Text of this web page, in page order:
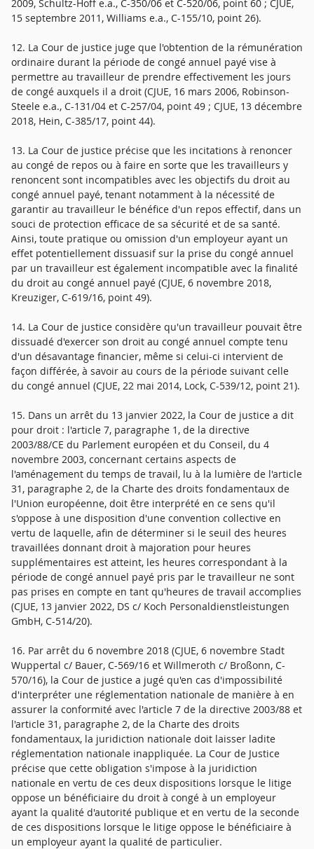
2009, Schultz-Hoff e.a., C-350/06 et C-520/06, point 60 ; CJUE,
15 septembre 2011, Williams e.a., C-155/10, point 26).
12. La Cour de justice juge que l'obtention de la rémunération
ordinaire durant la période de congé annuel payé vise à
permettre au travailleur de prendre effectivement les jours
de congé auxquels il a droit (CJUE, 16 mars 2006, Robinson-
Steele e.a., C-131/04 et C-257/04, point 49 ; CJUE, 13 décembre
2018, Hein, C-385/17, point 44).
13. La Cour de justice précise que les incitations à renoncer
au congé de repos ou à faire en sorte que les travailleurs y
renoncent sont incompatibles avec les objectifs du droit au
congé annuel payé, tenant notamment à la nécessité de
garantir au travailleur le bénéfice d'un repos effectif, dans un
souci de protection efficace de sa sécurité et de sa santé.
Ainsi, toute pratique ou omission d'un employeur ayant un
effet potentiellement dissuasif sur la prise du congé annuel
par un travailleur est également incompatible avec la finalité
du droit au congé annuel payé (CJUE, 6 novembre 2018,
Kreuziger, C-619/16, point 49).
14. La Cour de justice considère qu'un travailleur pouvait être
dissuadé d'exercer son droit au congé annuel compte tenu
d'un désavantage financier, même si celui-ci intervient de
façon différée, à savoir au cours de la période suivant celle
du congé annuel (CJUE, 22 mai 2014, Lock, C-539/12, point 21).
15. Dans un arrêt du 13 janvier 2022, la Cour de justice a dit
pour droit : l'article 7, paragraphe 1, de la directive
2003/88/CE du Parlement européen et du Conseil, du 4
novembre 2003, concernant certains aspects de
l'aménagement du temps de travail, lu à la lumière de l'article
31, paragraphe 2, de la Charte des droits fondamentaux de
l'Union européenne, doit être interprété en ce sens qu'il
s'oppose à une disposition d'une convention collective en
vertu de laquelle, afin de déterminer si le seuil des heures
travaillées donnant droit à majoration pour heures
supplémentaires est atteint, les heures correspondant à la
période de congé annuel payé pris par le travailleur ne sont
pas prises en compte en tant qu'heures de travail accomplies
(CJUE, 13 janvier 2022, DS c/ Koch Personaldienstleistungen
GmbH, C-514/20).
16. Par arrêt du 6 novembre 2018 (CJUE, 6 novembre Stadt
Wuppertal c/ Bauer, C-569/16 et Willmeroth c/ Broßonn, C-
570/16), la Cour de justice a jugé qu'en cas d'impossibilité
d'interpréter une réglementation nationale de manière à en
assurer la conformité avec l'article 7 de la directive 2003/88 et
l'article 31, paragraphe 2, de la Charte des droits
fondamentaux, la juridiction nationale doit laisser ladite
réglementation nationale inappliquée. La Cour de Justice
précise que cette obligation s'impose à la juridiction
nationale en vertu de ces deux dispositions lorsque le litige
oppose un bénéficiaire du droit à congé à un employeur
ayant la qualité d'autorité publique et en vertu de la seconde
de ces dispositions lorsque le litige oppose le bénéficiaire à
un employeur ayant la qualité de particulier.